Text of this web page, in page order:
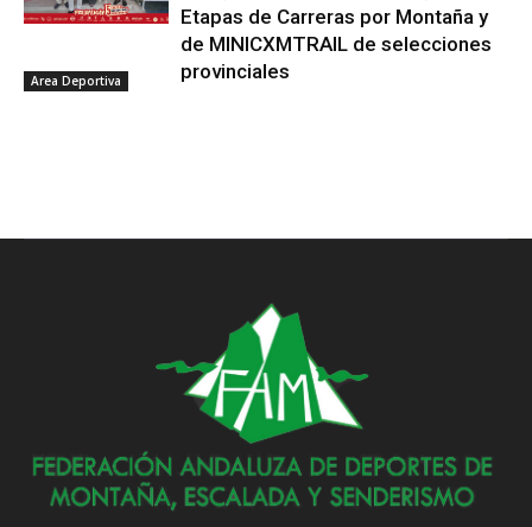
Area Deportiva
Etapas de Carreras por Montaña y
de MINICXMTRAIL de selecciones
provinciales